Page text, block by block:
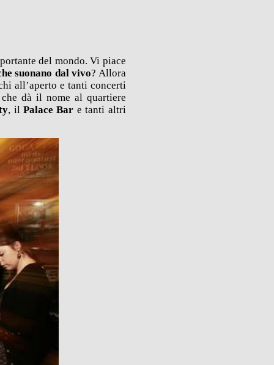
del mondo. Vi piace
suonano dal vivo? Allora
all’aperto e tanti concerti
dà il nome al quartiere
, ilPalace Bar e tanti altri